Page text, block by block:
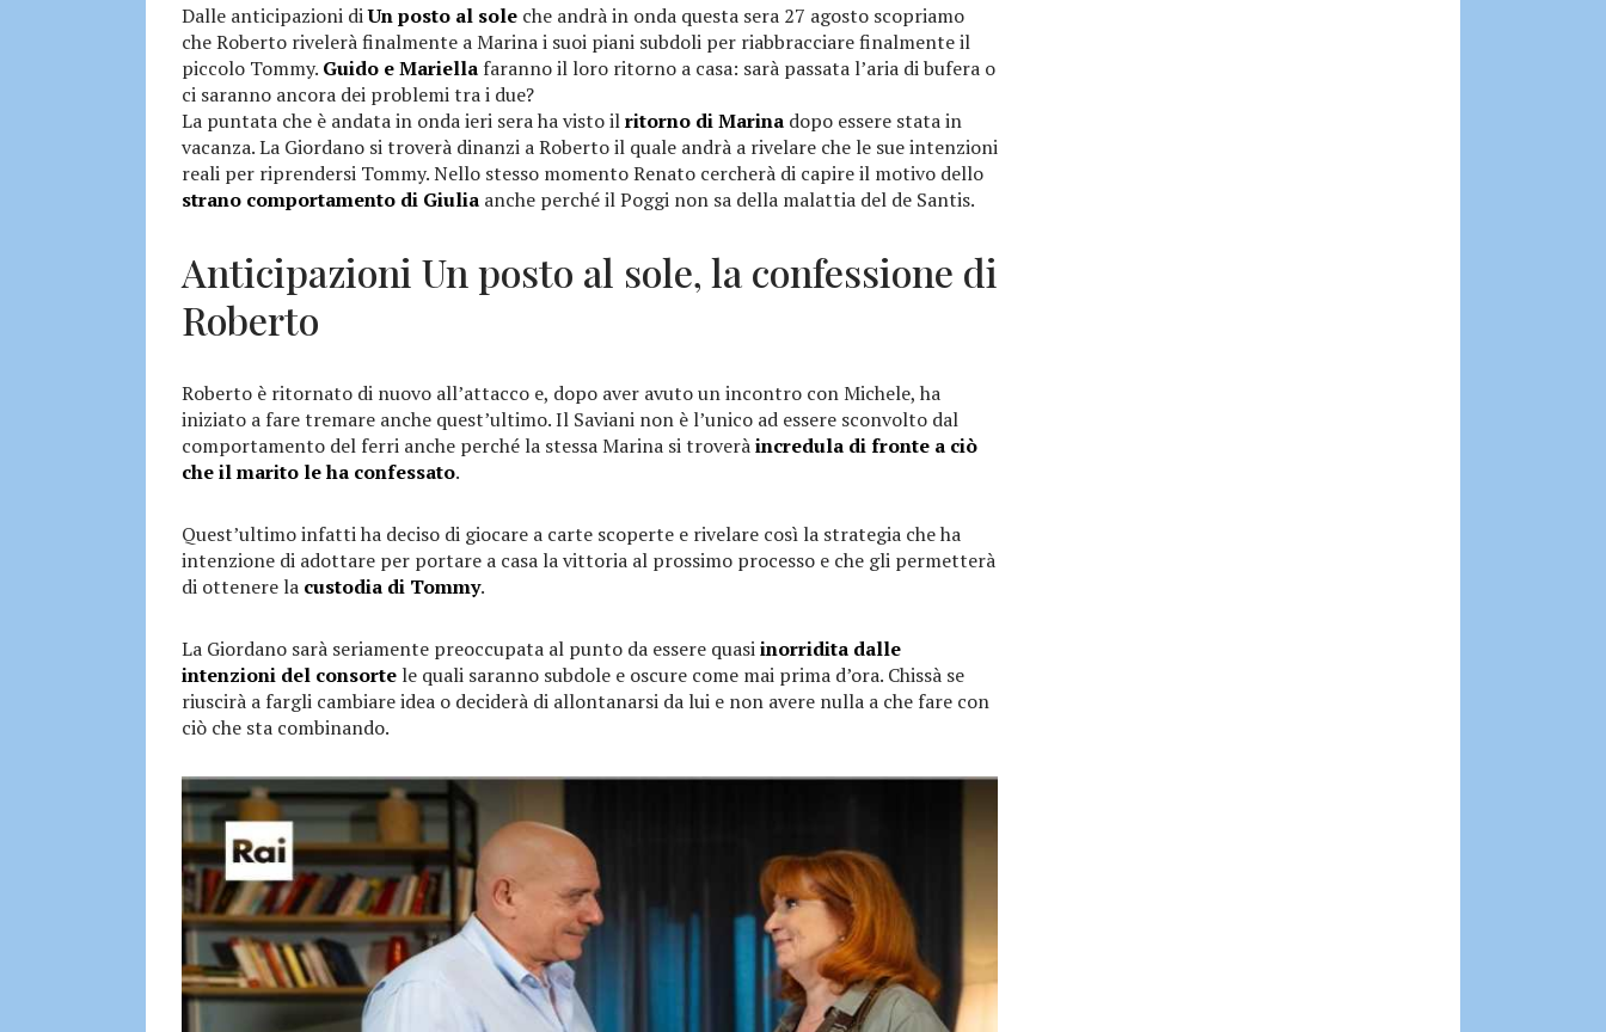
Dalle anticipazioni diUn posto al sole che andrà in onda questa sera 27 agosto scopriamo
che Roberto rivelerà finalmente a Marina i suoi piani subdoli per riabbracciare finalmente il
piccolo Tommy. Guido e Mariella faranno il loro ritorno a casa: sarà passata l’aria di bufera o
ci saranno ancora dei problemi tra i due?
La puntata che è andata in onda ieri sera ha visto ilritorno di Marina dopo essere stata in
vacanza. La Giordano si troverà dinanzi a Roberto il quale andrà a rivelare che le sue intenzioni
reali per riprendersi Tommy. Nello stesso momento Renato cercherà di capire il motivo dello
strano comportamento di Giulia anche perché il Poggi non sa della malattia del de Santis.
Anticipazioni Un posto al sole, la confessione di
Roberto
Roberto è ritornato di nuovo all’attacco e, dopo aver avuto un incontro con Michele, ha
iniziato a fare tremare anche quest’ultimo. Il Saviani non è l’unico ad essere sconvolto dal
comportamento del ferri anche perché la stessa Marina si troveràincredula di fronte a ciò
che il marito le ha confessato.
Quest’ultimo infatti ha deciso di giocare a carte scoperte e rivelare così la strategia che ha
intenzione di adottare per portare a casa la vittoria al prossimo processo e che gli permetterà
di ottenere la custodia di Tommy.
La Giordano sarà seriamente preoccupata al punto da essere quasiinorridita dalle
intenzioni del consorte le quali saranno subdole e oscure come mai prima d’ora. Chissà se
riuscirà a fargli cambiare idea o deciderà di allontanarsi da lui e non avere nulla a che fare con
ciò che sta combinando.